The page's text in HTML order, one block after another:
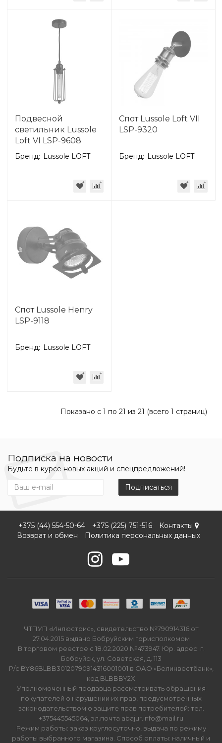
Подвесной
светильник Lussole
Loft VI LSP-9608
Бренд: Lussole LOFT
Спот Lussole Loft VII
LSP-9320
Бренд: Lussole LOFT
Спот Lussole Henry
LSP-9118
Бренд: Lussole LOFT
Показано с 1 по 21 из 21 (всего 1 страниц)
Подписка на новости
Будьте в курсе новых акций и спецпредложений!
Подписаться
+375 (44) 554-50-64 +375 (225) 751-516
Контакты
Возврат и обмен
Политика персональных данных
ЧТПУП «Инлюстрис», свидетельство №790914316 от
27.04.2015 выдано Бобруйским горисполкомом
В торговом реестре с 18.02.2020 №473947. Юр. адрес: г.
Бобруйск, ул. Советская, д. 113
Р/с BY86BLBB30120790914316001001 в ОАО «Белинвестбанк»,
код BLBBBY2X
Уполномоченный продавца рассматривать обращения
покупателей о нарушении их прав, предусмотренных
законодательством о защите прав потребителей: тел.
+375445545064, эл.почта abajur.info@mail.ru
Режим работы: заказ круглосуточно, выдача по режиму
работы выбранного магазина. Способ оплаты: наличный и